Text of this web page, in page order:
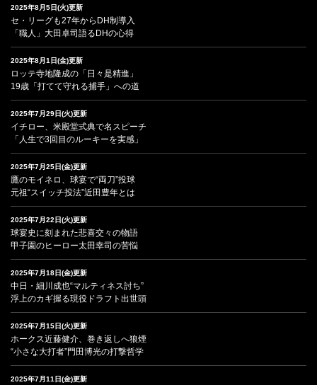
2025年8月5日(火)更新
セ・リーグも27年からDH制導入
「職人」大田卓司語るDHの心得
2025年8月1日(金)更新
ロッテ寺地隆成の「日々是精進」
19歳「打てて守れる捕手」への道
2025年7月29日(火)更新
イチロー、米殿堂式典で名スピーチ
「人生で3回目のルーキーを実感」
2025年7月25日(金)更新
鷹のモイネロ、球宴で“両刀”投球
元祖“スイッチ投法”近田豊年とは
2025年7月22日(火)更新
球宴史に刻まれた悲喜交々の物語
甲子園のヒーロー太田幸司の苦悩
2025年7月18日(金)更新
中日・細川成也“マルティネス討ち”
浮上のカギ握る現役ドラフト出世頭
2025年7月15日(火)更新
ホークス近藤健介、巻き返しへ狼煙
“小さな大打者”門田博光の打撃哲学
2025年7月11日(金)更新